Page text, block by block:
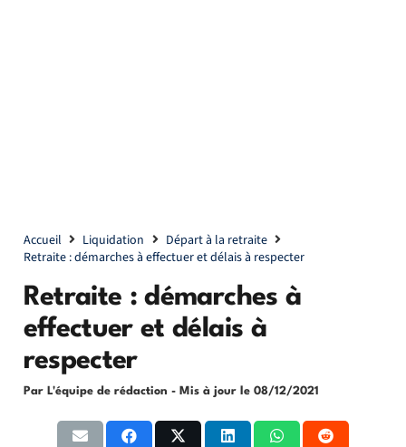
Accueil Liquidation
Départ à la retraite
Retraite : démarches à effectuer et délais à respecter
Retraite : démarches à
effectuer et délais à
respecter
Par L'équipe de rédaction - Mis à jour le 08/12/2021